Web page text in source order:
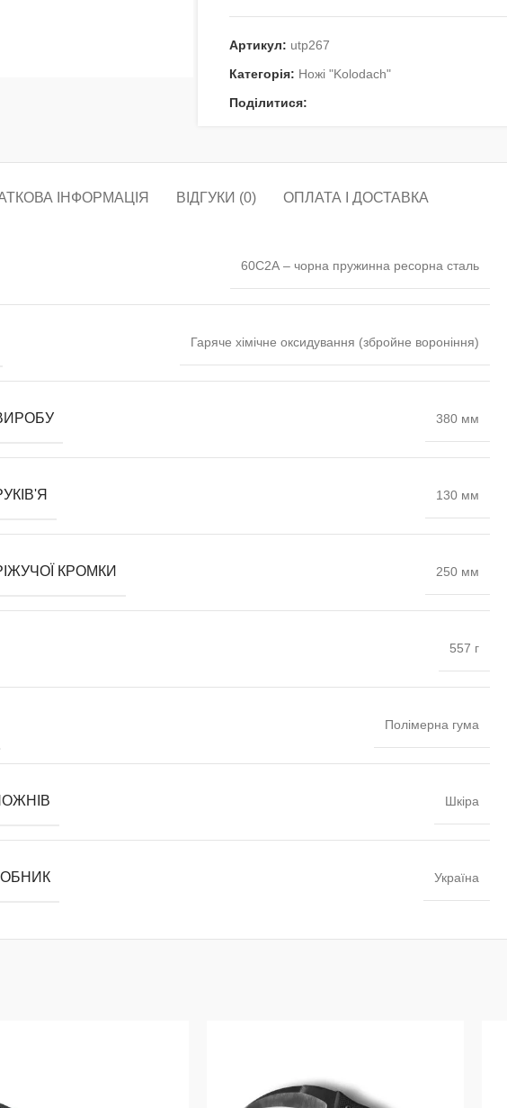
Артикул: utp267
Категорія: Ножі "Kolodach"
Поділитися:
ІНФОРМАЦІЯ ВІДГУКИ (0) ОПЛАТА І ДОСТАВКА
60С2А – чорна пружинна ресорна сталь
Гаряче хімічне оксидування (збройне вороніння)
380 мм
130 мм
КРОМКИ 250 мм
557 г
Полімерна гума
Шкіра
Україна